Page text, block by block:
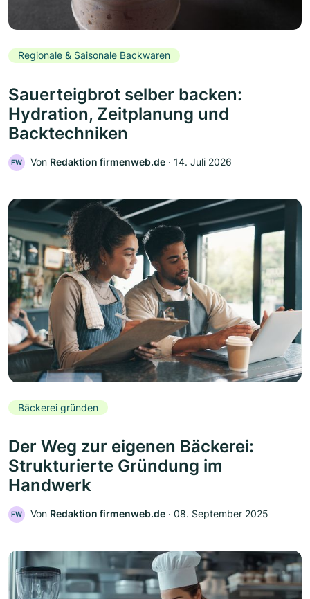
Regionale & Saisonale Backwaren
Sauerteigbrot selber backen:
Hydration, Zeitplanung und
Backtechniken
FW Von Redaktion firmenweb.de ‧ 14. Juli 2026
Bäckerei gründen
Der Weg zur eigenen Bäckerei:
Strukturierte Gründung im
Handwerk
FW Von Redaktion firmenweb.de ‧ 08. September 2025